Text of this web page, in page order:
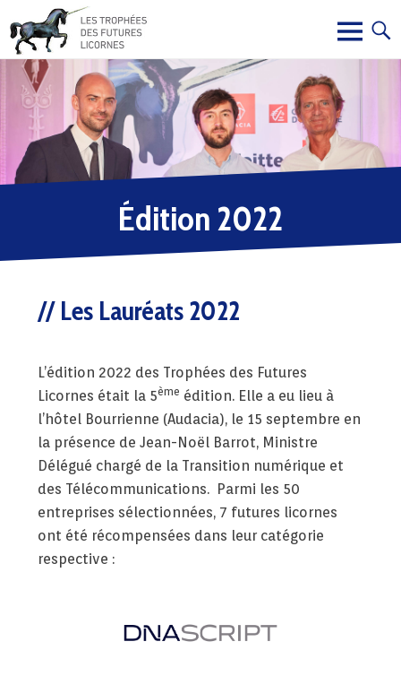
Édition 2022
Les Lauréats 2022
L’édition 2022 des Trophées des Futures
Licornes était la 5ème édition. Elle a eu lieu à
l’hôtel Bourrienne (Audacia), le 15 septembre en
la présence de Jean-Noël Barrot, Ministre
Délégué chargé de la Transition numérique et
des Télécommunications. Parmi les 50
entreprises sélectionnées, 7 futures licornes
ont été récompensées dans leur catégorie
respective :